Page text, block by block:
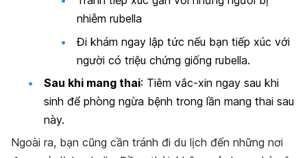
nhiễm rubella
Đi khám ngay lập tức nếu bạn tiếp xúc với
người có triệu chứng giống rubella.
Sau khi mang thai: Tiêm vắc-xin ngay sau khi
sinh để phòng ngừa bệnh trong lần mang thai sau
này.
Ngoài ra, bạn cũng cần tránh đi du lịch đến những nơi